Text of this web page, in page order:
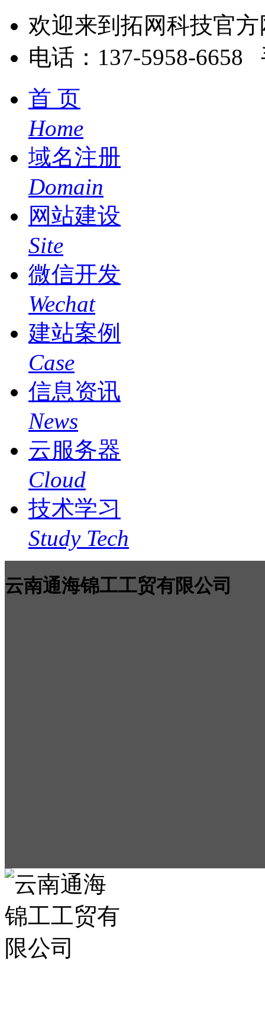
欢迎来到拓网科技官
电话：137-5958-6658
首 页
Home
域名注册
Domain
网站建设
Site
微信开发
Wechat
建站案例
Case
信息资讯
News
云服务器
Cloud
技术学习
Study Tech
云南通海锦工工贸有限公司